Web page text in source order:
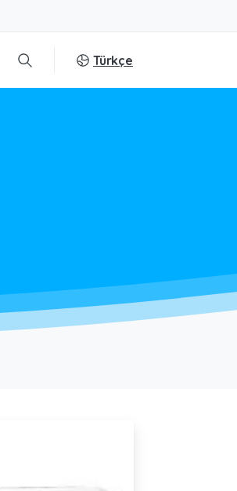
Search
Türkçe